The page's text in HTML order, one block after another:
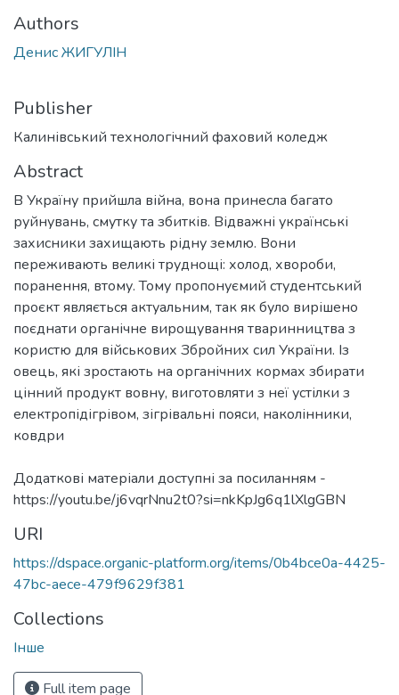
Authors
Денис ЖИГУЛІН
Publisher
Калинівський технологічний фаховий коледж
Abstract
В Україну прийшла війна, вона принесла багато
руйнувань, смутку та збитків. Відважні українські
захисники захищають рідну землю. Вони
переживають великі труднощі: холод, хвороби,
поранення, втому. Тому пропонуємий студентський
проєкт являється актуальним, так як було вирішено
поєднати органічне вирощування тваринництва з
користю для військових Збройних сил України. Із
овець, які зростають на органічних кормах збирати
цінний продукт вовну, виготовляти з неї устілки з
електропідігрівом, зігрівальні пояси, наколінники,
ковдри
Додаткові матеріали доступні за посиланням -
https://youtu.be/j6vqrNnu2t0?si=nkKpJg6q1lXlgGBN
URI
https://dspace.organic-platform.org/items/0b4bce0a-4425-
47bc-aece-479f9629f381
Collections
Інше
Full item page